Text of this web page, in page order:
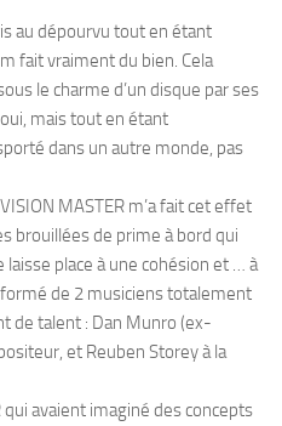
au dépourvu tout en étant
fait vraiment du bien. Cela
le charme d’un disque par ses
mais tout en étant
dans un autre monde, pas
MASTER m’a fait cet effet
brouillées de prime à bord qui
place à une cohésion et … à
de 2 musiciens totalement
de talent : Dan Munro (ex-
et Reuben Storey à la
qui avaient imaginé des concepts